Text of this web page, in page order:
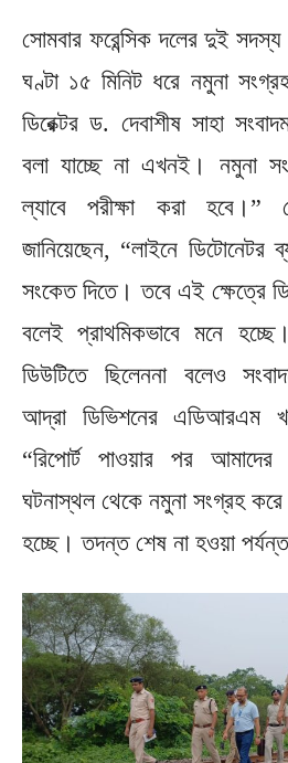
সোমবার ফরেন্সিক দলের দুই
ঘণ্টা ১৫ মিনিট ধরে নমুনা
ডিরেক্টর ড. দেবাশীষ সাহা
বলা যাচ্ছে না এখনই। নমুনা
ল্যাবে পরীক্ষা করা হবে।”
জানিয়েছেন, “লাইনে ডিটোনেটর
সংকেত দিতে। তবে এই ক্ষেত্রে
বলেই প্রাথমিকভাবে মনে
ডিউটিতে ছিলেননা বলেও
আদ্রা ডিভিশনের এডিআরএম
“রিপোর্ট পাওয়ার পর আমাদের
ঘটনাস্থল থেকে নমুনা সংগ্রহ করে
হচ্ছে। তদন্ত শেষ না হওয়া